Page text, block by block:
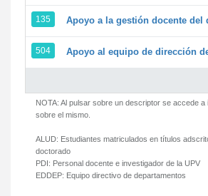
135 Apoyo a la gestión docente del
504 Apoyo al equipo de dirección
NOTA: Al pulsar sobre un descriptor se accede a
sobre el mismo.
ALUD: Estudiantes matriculados en títulos
doctorado
PDI: Personal docente e investigador de la UPV
EDDEP: Equipo directivo de departamentos